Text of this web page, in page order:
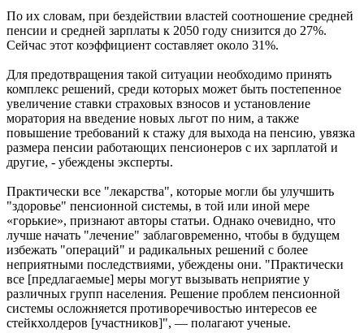
По их словам, при бездействии властей соотношение средней
пенсии и средней зарплаты к 2050 году снизится до 27%.
Сейчас этот коэффициент составляет около 31%.
Для предотвращения такой ситуации необходимо принять
комплекс решений, среди которых может быть постепенное
увеличение ставки страховых взносов и установление
моратория на введение новых льгот по ним, а также
повышение требований к стажу для выхода на пенсию, увязка
размера пенсии работающих пенсионеров с их зарплатой и
другие, - убеждены эксперты.
Практически все "лекарства", которые могли бы улучшить
"здоровье" пенсионной системы, в той или иной мере
«горькие», признают авторы статьи. Однако очевидно, что
лучше начать "лечение" заблаговременно, чтобы в будущем
избежать "операций" и радикальных решений с более
неприятными последствиями, убеждены они. "Практически
все [предлагаемые] меры могут вызывать неприятие у
различных групп населения. Решение проблем пенсионной
системы осложняется противоречивостью интересов ее
стейкхолдеров [участников]", — полагают ученые.